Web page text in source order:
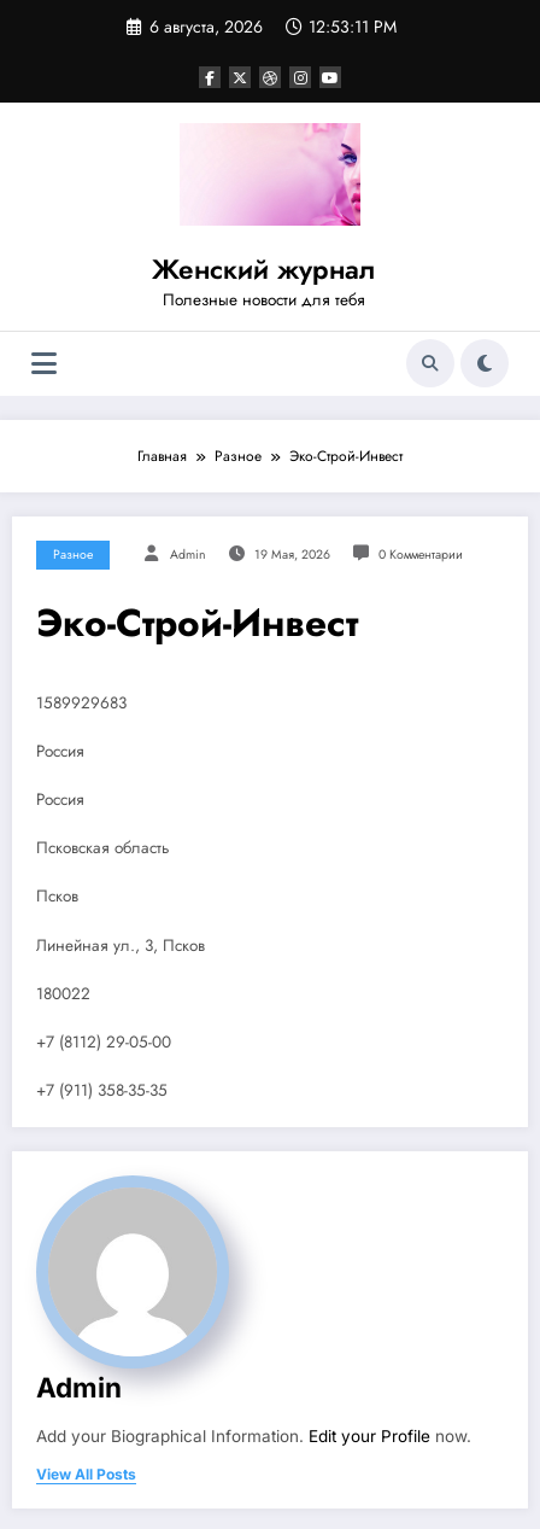
6 августа, 2026 12:53:12 PM
Женский журнал
Полезные новости для тебя
Главная Разное Эко-Строй-Инвест
Разное Admin 19 Мая, 2026 0 Комментарии
Эко-Строй-Инвест
1589929683
Россия
Россия
Псковская область
Псков
Линейная ул., 3, Псков
180022
+7 (8112) 29-05-00
+7 (911) 358-35-35
Admin
Add your Biographical Information. Edit your Profile now.
View All Posts